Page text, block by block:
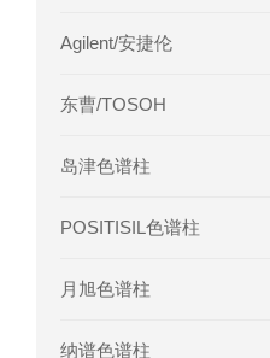
Agilent/安捷伦
东曹/TOSOH
岛津色谱柱
POSITISIL色谱柱
月旭色谱柱
纳谱色谱柱